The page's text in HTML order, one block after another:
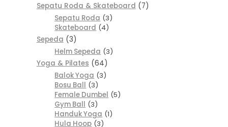
Sepatu Roda & Skateboard
7
Sepatu Roda 3
Skateboard 4
Sepeda
3
Helm Sepeda 3
Yoga & Pilates
64
Balok Yoga 3
Bosu Ball 3
Female Dumbel 5
Gym Ball 3
Handuk Yoga 1
Hula Hoop 3